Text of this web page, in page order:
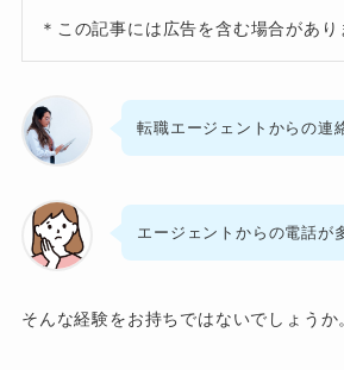
＊この記事には広告を含む場合があり
転職エージェントからの連
エージェントからの電話が
そんな経験をお持ちではないでしょうか